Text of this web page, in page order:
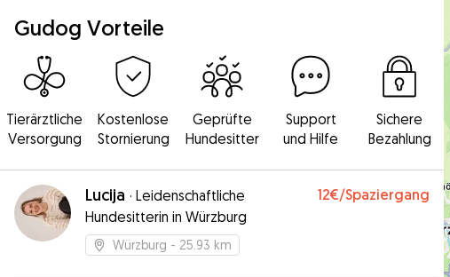
Gudog Vorteile
Tierärztliche
Versorgung
Kostenlose
Stornierung
Geprüfte
Hundesitter
Support
und Hilfe
Sichere
Bezahlung
Lucija · Leidenschaftliche
Hundesitterin in Würzburg
12€/Spaziergang
Würzburg - 25.93 km